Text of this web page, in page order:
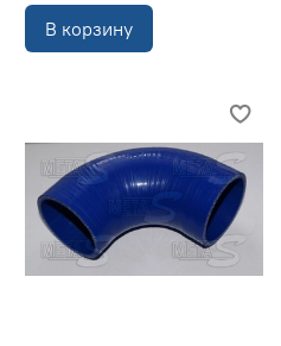
В корзину